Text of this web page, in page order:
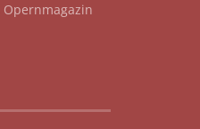
Opernmagazin